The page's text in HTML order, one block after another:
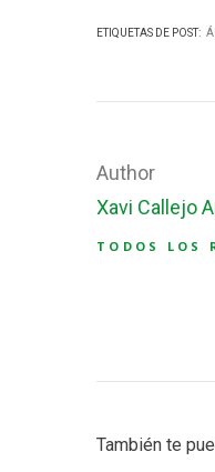
ETIQUETAS DE POST:
Author
Xavi Callejo
TODOS LOS
También te